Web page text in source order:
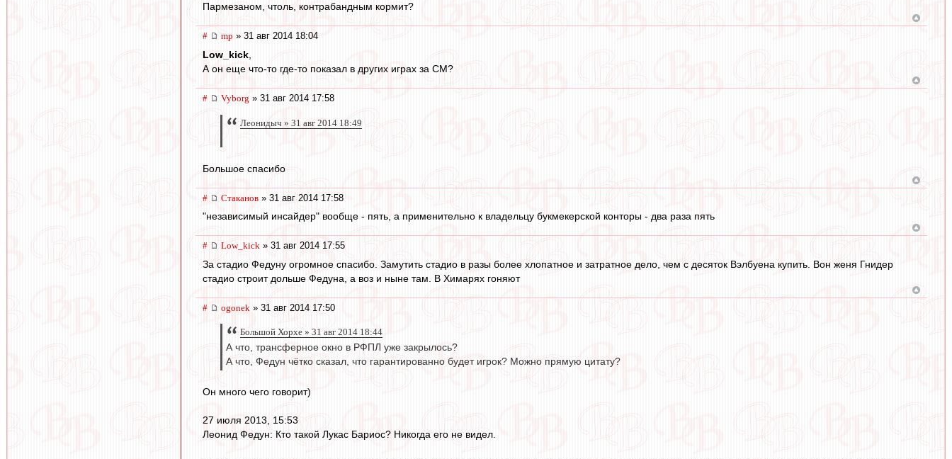
Пармезаном, чтоль, контрабандным кормит?
# mp » 31 авг 2014 18:04
Low_kick
А он еще что-то где-то показал в других играх за СМ?
# Vyborg » 31 авг 2014 17:58
Леонидыч » 31 авг 2014 18:49
Большое спасибо
# Cтаканов » 31 авг 2014 17:58
"независимый инсайдер" вообще - пять, а применительно к владельцу букмекерской конторы - два раза пять
# Low_kick » 31 авг 2014 17:55
За стадио Федуну огромное спасибо. Замутить стадио в разы более хлопатное и затратное дело, чем с десяток Вэлбуена купить. Вон женя Гнидер
стадио строит дольше Федуна, а воз и ныне там. В Химарях гоняют
# ogonek » 31 авг 2014 17:50
Большой Хорхе » 31 авг 2014 18:44
А что, трансферное окно в РФПЛ уже закрылось?
А что, Федун чётко сказал, что гарантированно будет игрок? Можно прямую цитату?
Он много чего говорит)
27 июля 2013, 15:53
Леонид Федун: Кто такой Лукас Бариос? Никогда его не видел.